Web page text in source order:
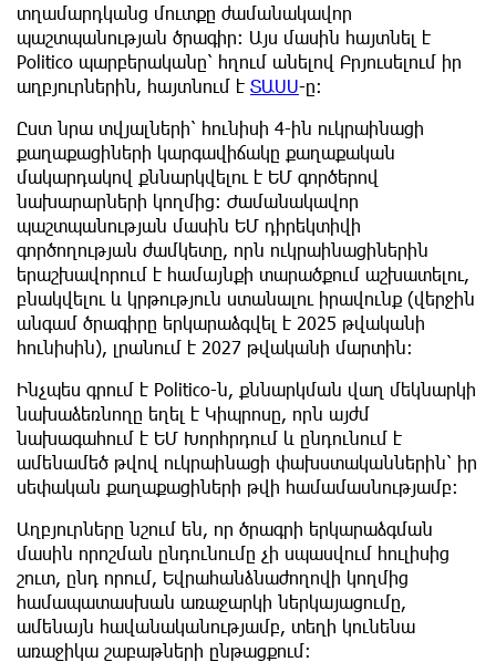
տղամարդկանց մուտքը ժամանակավոր
պաշտպանության ծրագիր։ Այս մասին հայտնել է
Politico պարբերականը՝ հղում անելով Բրյուսելում իր
աղբյուրներին, հայտնում է ՏԱՍՍ-ը:
Ըստ նրա տվյալների՝ հունիսի 4-ին ուկրաինացի
քաղաքացիների կարգավիճակը քաղաքական
մակարդակով քննարկվելու է ԵՄ գործերով
նախարարների կողմից։ Ժամանակավոր
պաշտպանության մասին ԵՄ դիրեկտիվի
գործողության ժամկետը, որն ուկրաինացիներին
երաշխավորում է համայնքի տարածքում աշխատելու,
բնակվելու և կրթություն ստանալու իրավունք (վերջին
անգամ ծրագիրը երկարաձգվել է 2025 թվականի
հունիսին), լրանում է 2027 թվականի մարտին։
Ինչպես գրում է Politico-ն, քննարկման վաղ մեկնարկի
նախաձեռնողը եղել է Կիպրոսը, որն այժմ
նախագահում է ԵՄ Խորհրդում և ընդունում է
ամենամեծ թվով ուկրաինացի փախստականներին՝ իր
սեփական քաղաքացիների թվի համամասնությամբ։
Աղբյուրները նշում են, որ ծրագրի երկարաձգման
մասին որոշման ընդունումը չի սպասվում հուլիսից
շուտ, ընդ որում, Եվրահանձնաժողովի կողմից
համապատասխան առաջարկի ներկայացումը,
ամենայն հավանականությամբ, տեղի կունենա
առաջիկա շաբաթների ընթացքում։